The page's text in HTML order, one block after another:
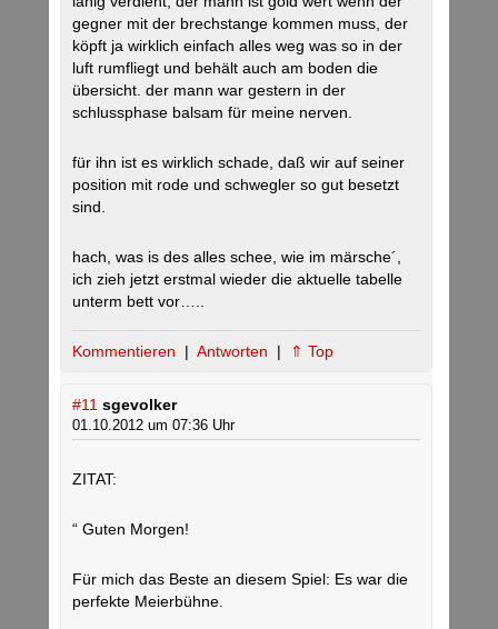
gegner mit der brechstange kommen muss, der
köpft ja wirklich einfach alles weg was so in der
luft rumfliegt und behält auch am boden die
übersicht. der mann war gestern in der
schlussphase balsam für meine nerven.
für ihn ist es wirklich schade, daß wir auf seiner
position mit rode und schwegler so gut besetzt
sind.
hach, was is des alles schee, wie im märsche´,
ich zieh jetzt erstmal wieder die aktuelle tabelle
unterm bett vor…..
Kommentieren | Antworten | ⇑ Top
#11 sgevolker
01.10.2012 um 07:36 Uhr
ZITAT:
“ Guten Morgen!
Für mich das Beste an diesem Spiel: Es war die
perfekte Meierbühne.